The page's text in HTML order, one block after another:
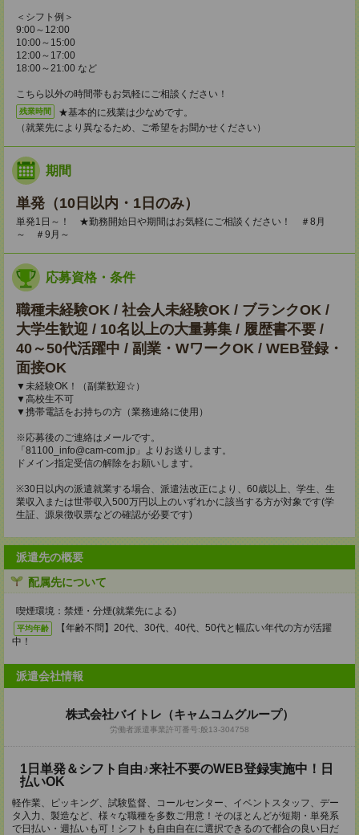
＜シフト例＞
9:00～12:00
10:00～15:00
12:00～17:00
18:00～21:00 など
こちら以外の時間帯もお気軽にご相談ください！
残業時間
★基本的に残業は少なめです。
（就業先により異なるため、ご希望をお聞かせください）
期間
単発（10日以内・1日のみ）
単発1日～！ ★勤務開始日や期間はお気軽にご相談ください！ ＃8月
～ ＃9月～
応募資格・条件
職種未経験OK / 社会人未経験OK / ブランクOK /
大学生歓迎 / 10名以上の大量募集 / 履歴書不要 /
40～50代活躍中 / 副業・WワークOK / WEB登録・
面接OK
▼未経験OK！（副業歓迎☆）
▼高校生不可
▼携帯電話をお持ちの方（業務連絡に使用）
※応募後のご連絡はメールです。
「81100_info@cam-com.jp」よりお送りします。
ドメイン指定受信の解除をお願いします。
※30日以内の派遣就業する場合、派遣法改正により、60歳以上、学生、生
業収入または世帯収入500万円以上のいずれかに該当する方が対象です(学
生証、源泉徴収票などの確認が必要です)
派遣先の概要
配属先について
喫煙環境：禁煙・分煙(就業先による)
平均年齢
【年齢不問】20代、30代、40代、50代と幅広い年代の方が活躍
中！
派遣会社情報
株式会社バイトレ（キャムコムグループ）
労働者派遣事業許可番号:般13-304758
1日単発＆シフト自由♪来社不要のWEB登録実施中！日
払いOK
軽作業、ピッキング、試験監督、コールセンター、イベントスタッフ、デー
タ入力、製造など、様々な職種を多数ご用意！そのほとんどが短期・単発系
で日払い・週払いも可！シフトも自由自在に選択できるので都合の良い日だ